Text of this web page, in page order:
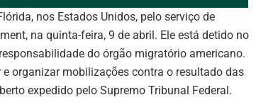
nos Estados Unidos, pelo serviço de
na quinta-feira, 9 de abril. Ele está detido no
do órgão migratório americano.
organizar mobilizações contra o resultado das
expedido pelo Supremo Tribunal Federal.